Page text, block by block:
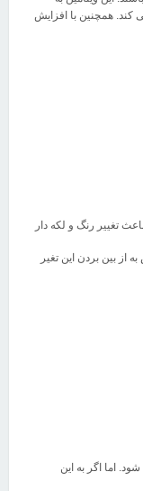
همچنین با افزایش
تغییر رنگ و لکه دار
از بین بردن این تغیر
اما اگر به این